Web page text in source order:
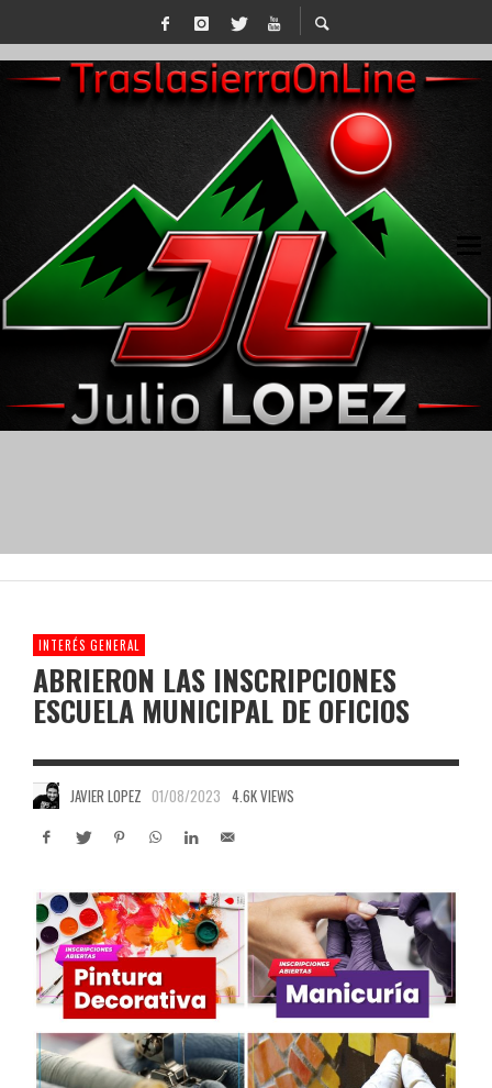
INTERÉS GENERAL
ABRIERON LAS INSCRIPCIONES
ESCUELA MUNICIPAL DE OFICIOS
JAVIER LOPEZ 01/08/2023 4.6K VIEWS